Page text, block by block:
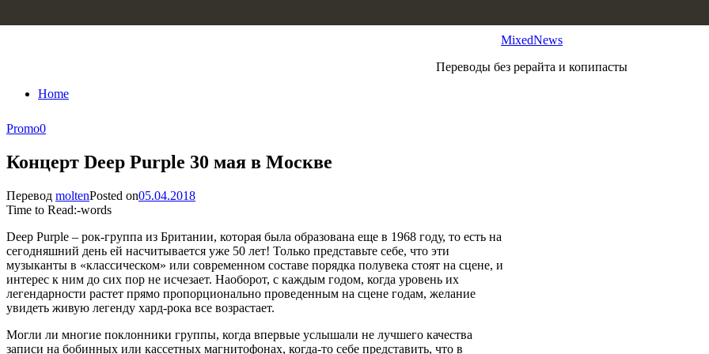
MixedNews
Переводы без рерайта и копипасты
Home
Promo0
Концерт Deep Purple 30 мая в Москве
Перевод moltenPosted on05.04.2018
Time to Read:-words
Deep Purple – рок-группа из Британии, которая была образована еще в 1968 году, то есть на
сегодняшний день ей насчитывается уже 50 лет! Только представьте себе, что эти
музыканты в «классическом» или современном составе порядка полувека стоят на сцене, и
интерес к ним до сих пор не исчезает. Наоборот, с каждым годом, когда уровень их
легендарности растет прямо пропорционально проведенным на сцене годам, желание
увидеть живую легенду хард-рока все возрастает.
Могли ли многие поклонники группы, когда впервые услышали не лучшего качества
записи на бобинных или кассетных магнитофонах, когда-то себе представить, что в